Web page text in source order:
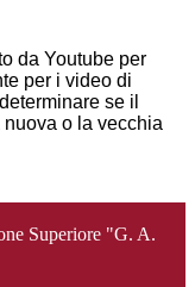
da Youtube per
per i video di
se il
o la vecchia
Superiore "G. A.